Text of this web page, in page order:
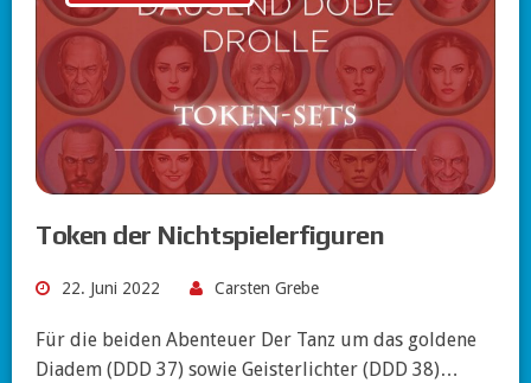
Token der Nichtspielerfiguren
22. Juni 2022 Carsten Grebe
Für die beiden Abenteuer Der Tanz um das goldene
Diadem (DDD 37) sowie Geisterlichter (DDD 38)…